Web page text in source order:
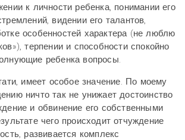
к личности ребенка, понимании его
видении его талантов,
особенностей характера (не люблю
терпении и способности спокойно
ребенка вопросы.
имеет особое значение. По моему
ничто так не унижает достоинство
и обвинение его собственными
чего происходит отчуждение
развивается комплекс